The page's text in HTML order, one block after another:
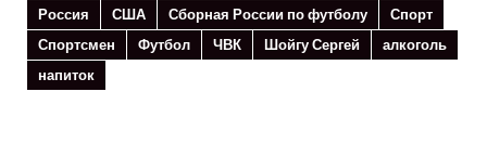
Россия
США Сборная России по футболу
Спорт
Спортсмен
Футбол ЧВК Шойгу Сергей
алкоголь
напиток